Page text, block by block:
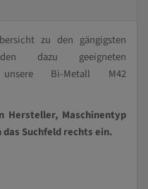
zu den gängigsten
dazu geeigneten
unsere Bi-Metall M42
Hersteller, Maschinentyp
Suchfeld rechts ein.